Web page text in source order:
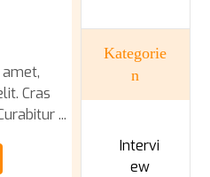
Cras
...
Kategorie
n
Intervi
ew